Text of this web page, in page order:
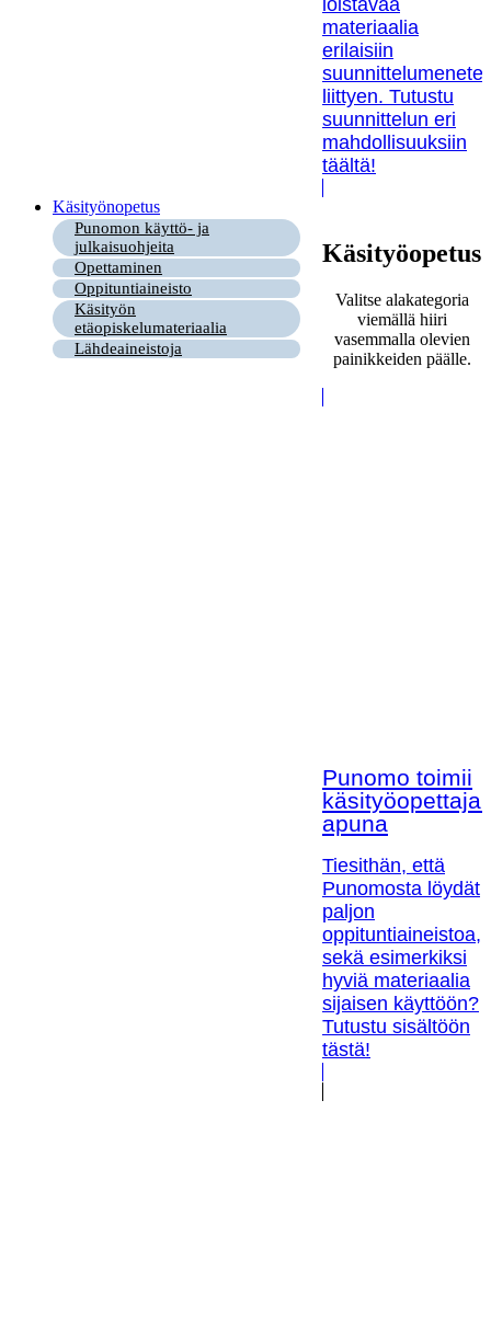
materiaalia
erilaisiin
liittyen. Tutustu
suunnittelun eri
mahdollisuuksiin
täältä!
Käsityönopetus
Punomon käyttö- ja
julkaisuohjeita
Opettaminen
Oppituntiaineisto
Käsityön
etäopiskelumateriaalia
Lähdeaineistoja
Käsityöopetus
Valitse alakategoria
viemällä hiiri
vasemmalla olevien
painikkeiden päälle.
Punomo toimii
apuna
Tiesithän, että
Punomosta löydät
paljon
oppituntiaineistoa,
sekä esimerkiksi
hyviä materiaalia
sijaisen käyttöön?
Tutustu sisältöön
tästä!